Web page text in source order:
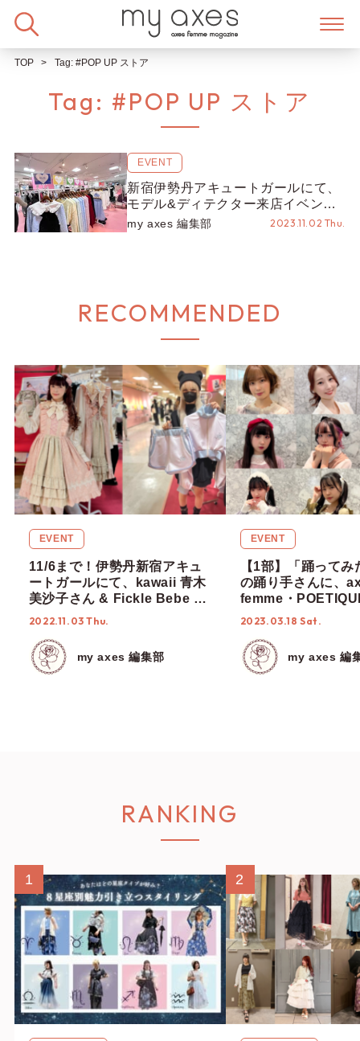
TOP Tag: #POP UP ストア
Tag: #POP UP ストア
EVENT
新宿伊勢丹アキュートガールにて、
モデル&ディテクター来店イベント
を開催しました♡【青木美沙子・イ
my axes 編集部 2023.11.02 Thu.
RECOMMENDED
EVENT
11/6まで！伊勢丹新宿アキュ
ートガールにて、kawaii 青木
美沙子さん & Fickle Bebe イ
ケダナナさんの来店イベント
2022.11.03 Thu.
my axes 編集部
EVENT
【1部】「踊って
の踊り手さんに、
femme・
のアイテムを着た
ニコ動画】
2023.03.18 Sat.
my axes 編
RANKING
1 2